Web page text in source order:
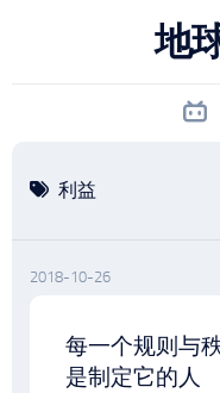
地
利益
2018-10-26
每一个规则与
是制定它的人